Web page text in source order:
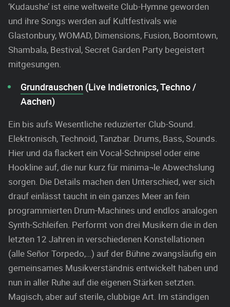
‘Kudaushe’ ist eine weltweite Club-Hymne geworden
und ihre Songs werden auf Kultfestivals wie
Glastonbury, WOMAD, Dimensions, Fusion, Boomtown,
Shambala, Bestival, Secret Garden Party begeistert
mitgesungen.
Grundrauschen (Live Indietronics, Techno /
Aachen)
Ein bis aufs Wesentliche reduzierter Club-Sound.
Elektronisch, Technoid, Tanzbar. Drums, Bass, Sounds.
Hier und da flackert ein Vocal-Schnipsel oder eine
Hookline auf, die nur kurz für minima¬le Abwechslung
sorgen. Die Details machen den Unterschied, wer sich
drauf einlässt taucht in ein ganzes Meer an fein
programmierten Drum-Machines und endlos analogen
Synth-Schleifen. Performt von drei Musikern die in den
letzten 12 Jahren in verschiedenen Konstellationen
(alle Señor Torpedo,…) auf der Bühne zwangsläufig ein
gemeinsames Musikverständnis entwickelt haben und
nun in aller Ruhe auf die eigenen Stärken setzten.
Magisch, aber auf sterile, clubbige Art. Im ständigen